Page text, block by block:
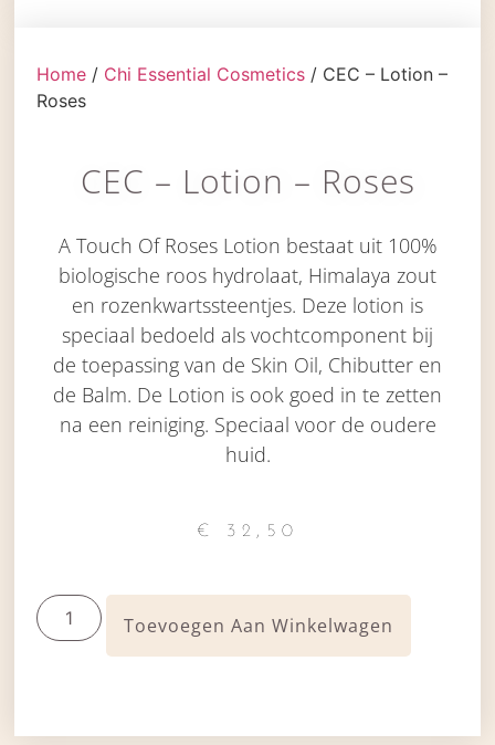
Home / Chi Essential Cosmetics / CEC – Lotion –
Roses
CEC – Lotion – Roses
A Touch Of Roses Lotion bestaat uit 100%
biologische roos hydrolaat, Himalaya zout
en rozenkwartssteentjes. Deze lotion is
speciaal bedoeld als vochtcomponent bij
de toepassing van de Skin Oil, Chibutter en
de Balm. De Lotion is ook goed in te zetten
na een reiniging. Speciaal voor de oudere
huid.
€ 32,50
Toevoegen Aan Winkelwagen